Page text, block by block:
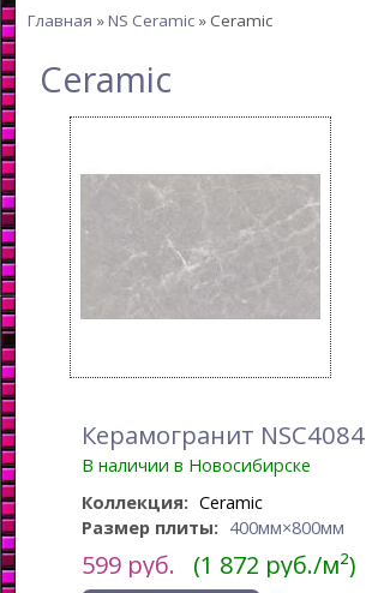
Главная »NS Ceramic » Ceramic
Ceramic
Керамогранит NSC4084
В наличии в Новосибирске
Коллекция: Ceramic
Размер плиты: 400мм×800мм
599 руб. (1 872 руб./м²)